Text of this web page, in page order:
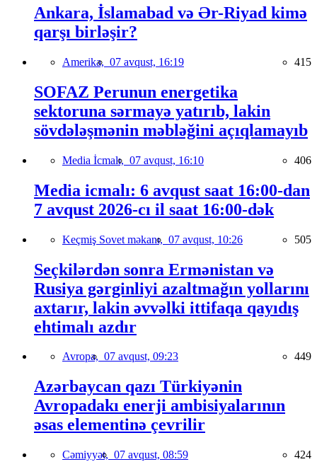
Ankara, İslamabad və Ər-Riyad kimə
qarşı birləşir?
Amerika, 07 avqust, 16:19 415
SOFAZ Perunun energetika
sektoruna sərmayə yatırıb, lakin
sövdələşmənin məbləğini açıqlamayıb
Media İcmalı, 07 avqust, 16:10 406
Media icmalı: 6 avqust saat 16:00-dan
7 avqust 2026-cı il saat 16:00-dək
Keçmiş Sovet məkanı, 07 avqust, 10:26 505
Seçkilərdən sonra Ermənistan və
Rusiya gərginliyi azaltmağın yollarını
axtarır, lakin əvvəlki ittifaqa qayıdış
ehtimalı azdır
Avropa, 07 avqust, 09:23 449
Azərbaycan qazı Türkiyənin
Avropadakı enerji ambisiyalarının
əsas elementinə çevrilir
Cəmiyyət, 07 avqust, 08:59 424